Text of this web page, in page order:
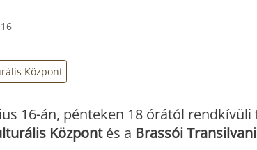
Központ
16-án, pénteken 18 órától
Központés a Brassói